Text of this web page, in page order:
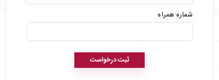
شماره همراه
ثبت درخواست